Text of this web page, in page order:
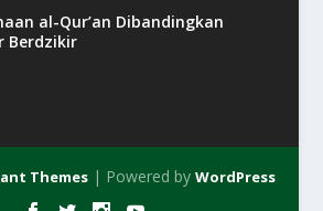
al-Qur’an Dibandingkan
Berdzikir
Themes| Powered by WordPress